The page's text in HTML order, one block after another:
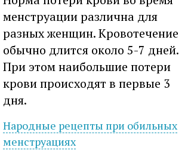
менструации различна для
разных женщин. Кровотечение
обычно длится около 5-7 дней.
При этом наибольшие потери
крови происходят в первые 3
дня.
Народные рецепты при обильных
менструациях